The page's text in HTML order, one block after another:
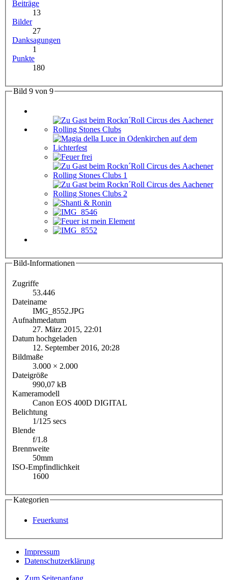
Beiträge
13
Bilder
27
Danksagungen
1
Punkte
180
Bild 9 von 9
Bild-Informationen
Zugriffe
53.446
Dateiname
IMG_8552.JPG
Aufnahmedatum
27. März 2015, 22:01
Datum hochgeladen
12. September 2016, 20:28
Bildmaße
3.000 × 2.000
Dateigröße
990,07 kB
Kameramodell
Canon EOS 400D DIGITAL
Belichtung
1/125 secs
Blende
f/1.8
Brennweite
50mm
ISO-Empfindlichkeit
1600
Kategorien
Feuerkunst
Impressum
Datenschutzerklärung
Zum Seitenanfang